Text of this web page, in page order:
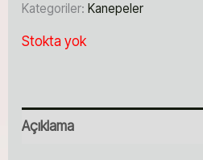
Kategoriler: Kanepeler
Stokta yok
Açıklama